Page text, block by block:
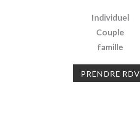
Individuel
Couple
famille
PRENDRE RDV